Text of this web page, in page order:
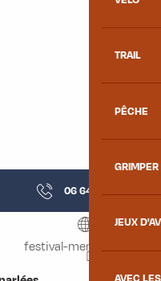
TRAIL
PÊCHE
JEUX
06 64 54 83
festival-mercilespotes.fr